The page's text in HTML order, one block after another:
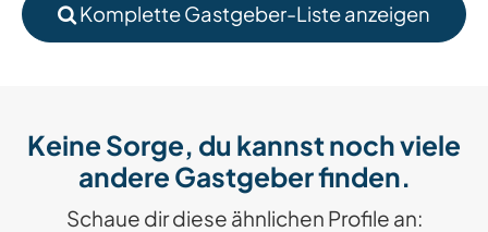
Komplette Gastgeber-Liste anzeigen
Keine Sorge, du kannst noch viele
andere Gastgeber finden.
Schaue dir diese ähnlichen Profile an: